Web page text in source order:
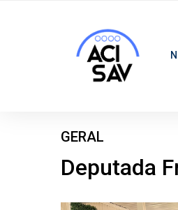
GERAL
Deputada